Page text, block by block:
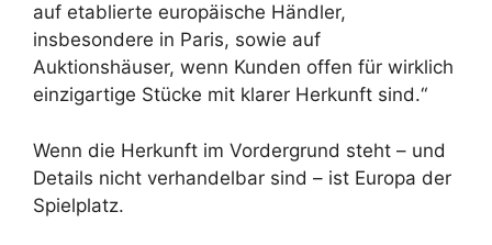
auf etablierte europäische Händler,
insbesondere in Paris, sowie auf
Auktionshäuser, wenn Kunden offen für wirklich
einzigartige Stücke mit klarer Herkunft sind.“
Wenn die Herkunft im Vordergrund steht – und
Details nicht verhandelbar sind – ist Europa der
Spielplatz.